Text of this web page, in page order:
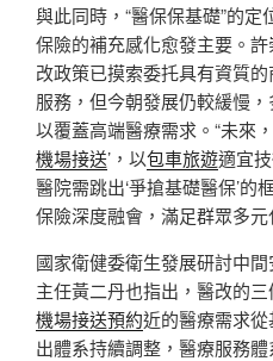
與此同時，“醫保保基礎”的
保險的補充感化愈發主要。
改政策已摸索委托具有資質
服務，但今朝發展仍較緩慢
以覆蓋高端醫療需求。“未來
機場接送’，以包車旅遊適宜
醫院需跳出‘爭搶基礎醫保’的
保險深度融會，滿足群眾多元
國家衛健委衛生發展研討中
主任黃二丹也指出，醫改的
機場接送預約近的醫療需求
出體系持續調整，醫療服務